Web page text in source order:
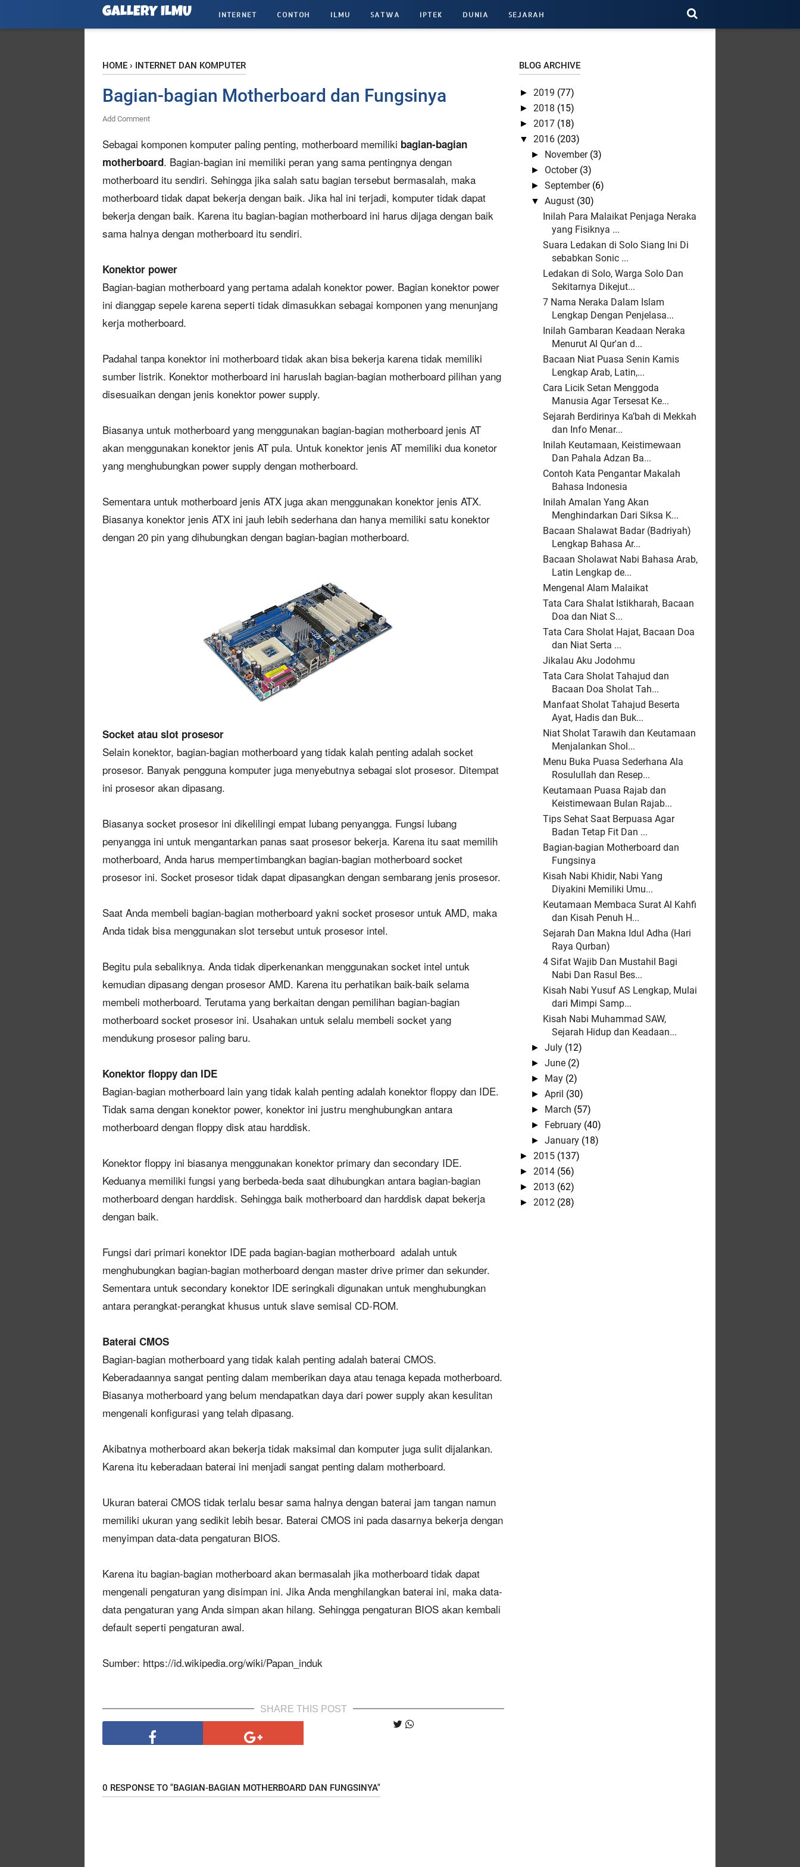
GALLERY ILMU INTERNET CONTOH ILMU SATWA IPTEK DUNIA SEJARAH
HOME › INTERNET DAN KOMPUTER
Bagian-bagian Motherboard dan Fungsinya
Add Comment
Sebagai komponen komputer paling penting, motherboard memiliki bagian-bagian
motherboard. Bagian-bagian ini memiliki peran yang sama pentingnya dengan
motherboard itu sendiri. Sehingga jika salah satu bagian tersebut bermasalah, maka
motherboard tidak dapat bekerja dengan baik. Jika hal ini terjadi, komputer tidak dapat
bekerja dengan baik. Karena itu bagian-bagian motherboard ini harus dijaga dengan baik
sama halnya dengan motherboard itu sendiri.
Konektor power
Bagian-bagian motherboard yang pertama adalah konektor power. Bagian konektor power
ini dianggap sepele karena seperti tidak dimasukkan sebagai komponen yang menunjang
kerja motherboard.
Padahal tanpa konektor ini motherboard tidak akan bisa bekerja karena tidak memiliki
sumber listrik. Konektor motherboard ini haruslah bagian-bagian motherboard pilihan yang
disesuaikan dengan jenis konektor power supply.
Biasanya untuk motherboard yang menggunakan bagian-bagian motherboard jenis AT
akan menggunakan konektor jenis AT pula. Untuk konektor jenis AT memiliki dua konetor
yang menghubungkan power supply dengan motherboard.
Sementara untuk motherboard jenis ATX juga akan menggunakan konektor jenis ATX.
Biasanya konektor jenis ATX ini jauh lebih sederhana dan hanya memiliki satu konektor
dengan 20 pin yang dihubungkan dengan bagian-bagian motherboard.
Socket atau slot prosesor
Selain konektor, bagian-bagian motherboard yang tidak kalah penting adalah socket
prosesor. Banyak pengguna komputer juga menyebutnya sebagai slot prosesor. Ditempat
ini prosesor akan dipasang.
Biasanya socket prosesor ini dikelilingi empat lubang penyangga. Fungsi lubang
penyangga ini untuk mengantarkan panas saat prosesor bekerja. Karena itu saat memilih
motherboard, Anda harus mempertimbangkan bagian-bagian motherboard socket
prosesor ini. Socket prosesor tidak dapat dipasangkan dengan sembarang jenis prosesor.
Saat Anda membeli bagian-bagian motherboard yakni socket prosesor untuk AMD, maka
Anda tidak bisa menggunakan slot tersebut untuk prosesor intel.
Begitu pula sebaliknya. Anda tidak diperkenankan menggunakan socket intel untuk
kemudian dipasang dengan prosesor AMD. Karena itu perhatikan baik-baik selama
membeli motherboard. Terutama yang berkaitan dengan pemilihan bagian-bagian
motherboard socket prosesor ini. Usahakan untuk selalu membeli socket yang
mendukung prosesor paling baru.
Konektor floppy dan IDE
Bagian-bagian motherboard lain yang tidak kalah penting adalah konektor floppy dan IDE.
Tidak sama dengan konektor power, konektor ini justru menghubungkan antara
motherboard dengan floppy disk atau harddisk.
Konektor floppy ini biasanya menggunakan konektor primary dan secondary IDE.
Keduanya memiliki fungsi yang berbeda-beda saat dihubungkan antara bagian-bagian
motherboard dengan harddisk. Sehingga baik motherboard dan harddisk dapat bekerja
dengan baik.
Fungsi dari primari konektor IDE pada bagian-bagian motherboard adalah untuk
menghubungkan bagian-bagian motherboard dengan master drive primer dan sekunder.
Sementara untuk secondary konektor IDE seringkali digunakan untuk menghubungkan
antara perangkat-perangkat khusus untuk slave semisal CD-ROM.
Baterai CMOS
Bagian-bagian motherboard yang tidak kalah penting adalah baterai CMOS.
Keberadaannya sangat penting dalam memberikan daya atau tenaga kepada motherboard.
Biasanya motherboard yang belum mendapatkan daya dari power supply akan kesulitan
mengenali konfigurasi yang telah dipasang.
Akibatnya motherboard akan bekerja tidak maksimal dan komputer juga sulit dijalankan.
Karena itu keberadaan baterai ini menjadi sangat penting dalam motherboard.
Ukuran baterai CMOS tidak terlalu besar sama halnya dengan baterai jam tangan namun
memiliki ukuran yang sedikit lebih besar. Baterai CMOS ini pada dasarnya bekerja dengan
menyimpan data-data pengaturan BIOS.
Karena itu bagian-bagian motherboard akan bermasalah jika motherboard tidak dapat
mengenali pengaturan yang disimpan ini. Jika Anda menghilangkan baterai ini, maka data-
data pengaturan yang Anda simpan akan hilang. Sehingga pengaturan BIOS akan kembali
default seperti pengaturan awal.
Sumber: https://id.wikipedia.org/wiki/Papan_induk
SHARE THIS POST
0 RESPONSE TO "BAGIAN-BAGIAN MOTHERBOARD DAN FUNGSINYA"
BLOG ARCHIVE
► 2019 (77)
► 2018 (15)
► 2017 (18)
▼ 2016 (203)
► November (3)
► October (3)
►September (6)
▼August (30)
Inilah Para Malaikat Penjaga Neraka
yang Fisiknya ...
Suara Ledakan di Solo Siang Ini Di
sebabkan Sonic ...
Ledakan di Solo, Warga Solo Dan
Sekitarnya Dikejut...
7 Nama Neraka Dalam Islam
Lengkap Dengan Penjelasa...
Inilah Gambaran Keadaan Neraka
Menurut Al Qur'an d...
Bacaan Niat Puasa Senin Kamis
Lengkap Arab, Latin,...
Cara Licik Setan Menggoda
Manusia Agar Tersesat Ke...
Sejarah Berdirinya Ka’bah di Mekkah
dan Info Menar...
Inilah Keutamaan, Keistimewaan
Dan Pahala Adzan Ba...
Contoh Kata Pengantar Makalah
Bahasa Indonesia
Inilah Amalan Yang Akan
Menghindarkan Dari Siksa K...
Bacaan Shalawat Badar (Badriyah)
Lengkap Bahasa Ar...
Bacaan Sholawat Nabi Bahasa Arab,
Latin Lengkap de...
Mengenal Alam Malaikat
Tata Cara Shalat Istikharah, Bacaan
Doa dan Niat S...
Tata Cara Sholat Hajat, Bacaan Doa
dan Niat Serta ...
Jikalau Aku Jodohmu
Tata Cara Sholat Tahajud dan
Bacaan Doa Sholat Tah...
Manfaat Sholat Tahajud Beserta
Ayat, Hadis dan Buk...
Niat Sholat Tarawih dan Keutamaan
Menjalankan Shol...
Menu Buka Puasa Sederhana Ala
Rosulullah dan Resep...
Keutamaan Puasa Rajab dan
Keistimewaan Bulan Rajab...
Tips Sehat Saat Berpuasa Agar
Badan Tetap Fit Dan ...
Bagian-bagian Motherboard dan
Fungsinya
Kisah Nabi Khidir, Nabi Yang
Diyakini Memiliki Umu...
Keutamaan Membaca Surat Al Kahfi
dan Kisah Penuh H...
Sejarah Dan Makna Idul Adha (Hari
Raya Qurban)
4 Sifat Wajib Dan Mustahil Bagi
Nabi Dan Rasul Bes...
Kisah Nabi Yusuf AS Lengkap, Mulai
dari Mimpi Samp...
Kisah Nabi Muhammad SAW,
Sejarah Hidup dan Keadaan...
►July (12)
►June (2)
► May (2)
►April (30)
► March (57)
► February (40)
►January (18)
► 2015 (137)
► 2014 (56)
► 2013 (62)
► 2012 (28)